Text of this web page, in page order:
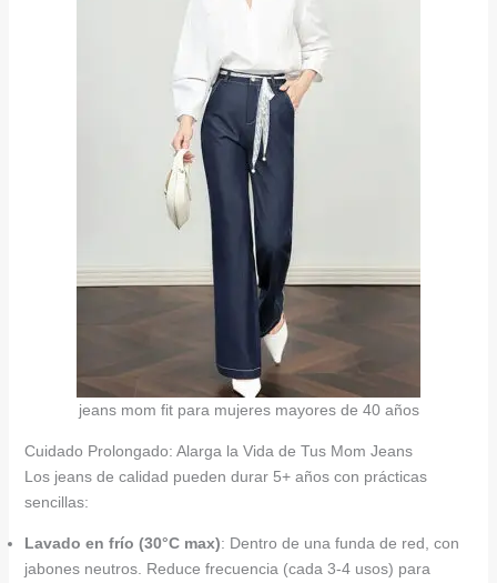
jeans mom fit para mujeres mayores de 40 años
Cuidado Prolongado: Alarga la Vida de Tus Mom Jeans
Los jeans de calidad pueden durar 5+ años con prácticas
sencillas:
Lavado en frío (30°C max): Dentro de una funda de red, con
jabones neutros. Reduce frecuencia (cada 3-4 usos) para